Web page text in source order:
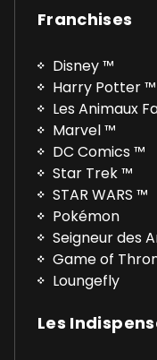
Franchises
Disney ™
Harry Potter ™
Les Animaux
Marvel ™
DC Comics ™
Star Trek ™
STAR WARS ™
Pokémon
Seigneur des
Game of
Loungefly
Les